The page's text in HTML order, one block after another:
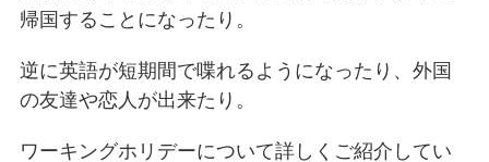
帰国することになったり。
逆に英語が短期間で喋れるようになったり、外国
の友達や恋人が出来たり。
ワーキングホリデーについて詳しくご紹介してい